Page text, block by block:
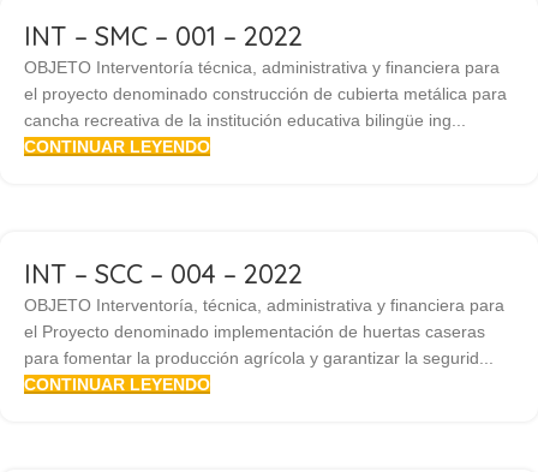
INT – SMC – 001 – 2022
OBJETO Interventoría técnica, administrativa y financiera para
el proyecto denominado construcción de cubierta metálica para
cancha recreativa de la institución educativa bilingüe ing...
CONTINUAR LEYENDO
INT – SCC – 004 – 2022
OBJETO Interventoría, técnica, administrativa y financiera para
el Proyecto denominado implementación de huertas caseras
para fomentar la producción agrícola y garantizar la segurid...
CONTINUAR LEYENDO